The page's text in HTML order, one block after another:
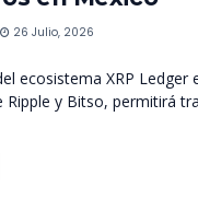
26 Julio, 2026
ecosistema XRP Ledger
Ripple y Bitso, permitirá